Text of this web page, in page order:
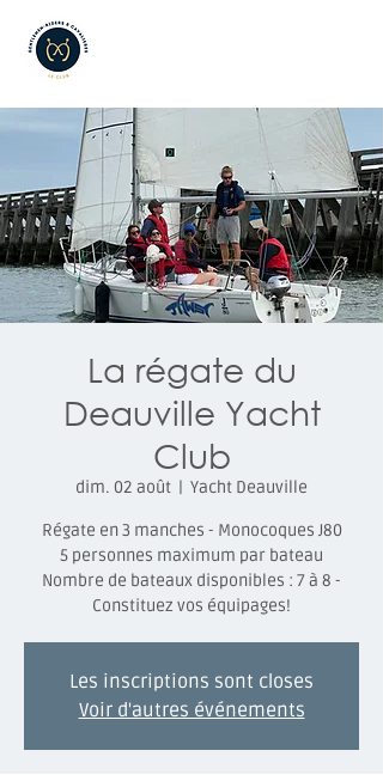
La régate du
Deauville Yacht
Club
dim. 02 août
  |
Yacht Deauville
Régate en 3 manches - Monocoques J80
5 personnes maximum par bateau
Nombre de bateaux disponibles : 7 à 8 -
Constituez vos équipages!
Les inscriptions sont closes
Voir d'autres événements